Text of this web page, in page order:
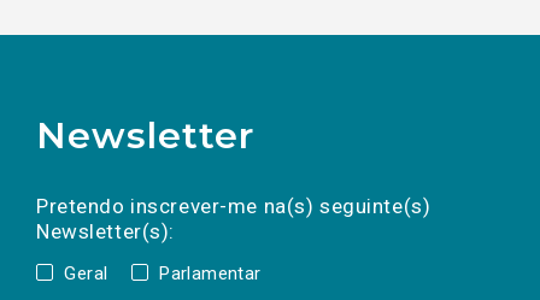
Newsletter
Pretendo inscrever-me na(s) seguinte(s)
Newsletter(s):
Geral Parlamentar
a(s) newsletter(s).
mail